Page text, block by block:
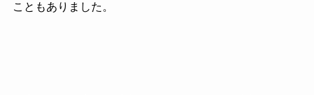
こともありました。